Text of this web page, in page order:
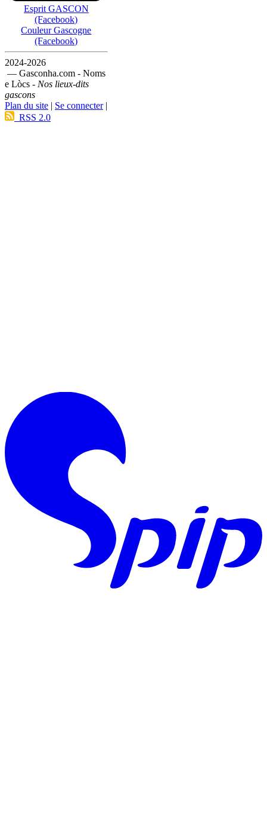
Esprit GASCON
(Facebook)
Couleur Gascogne
(Facebook)
2024-2026
— Gasconha.com - Noms
e Lòcs - Nos lieux-dits
gascons
Plan du site | Se connecter|
RSS 2.0